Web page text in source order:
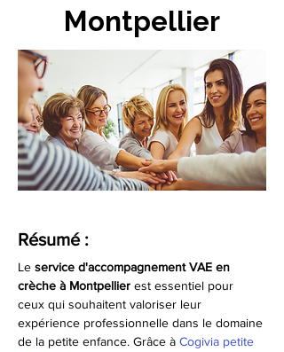
Montpellier
Résumé :
Le service d'accompagnement VAE en
crèche à Montpellier est essentiel pour
ceux qui souhaitent valoriser leur
expérience professionnelle dans le domaine
de la petite enfance. Grâce à Cogivia petite